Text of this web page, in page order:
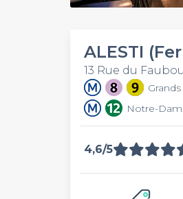
ALESTI
13 Rue du
Notre-
4,6/5